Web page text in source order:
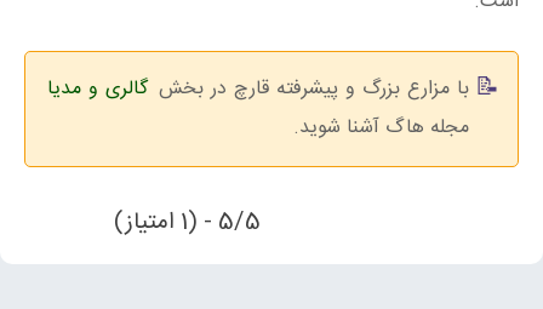
با مزارع بزرگ و پیشرفته قارچ در بخش گالری و مدیا
مجله هاگ آشنا شوید.
5/5 - (1 امتیاز)